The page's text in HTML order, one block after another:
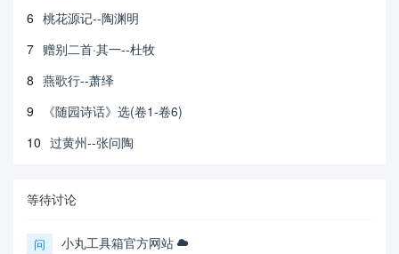
6 桃花源记--陶渊明
7 赠别二首·其一--杜牧
8 燕歌行--萧绎
9
《随园诗话》选(卷1-卷6)
10 过黄州--张问陶
等待讨论
问 小丸工具箱官方网站